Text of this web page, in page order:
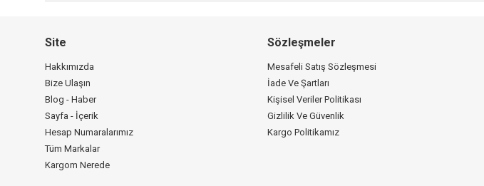
Site
Hakkımızda
Bize Ulaşın
Blog - Haber
Sayfa - İçerik
Hesap Numaralarımız
Tüm Markalar
Kargom Nerede
Sözleşmeler
Mesafeli Satış Sözleşmesi
İade Ve Şartları
Kişisel Veriler Politikası
Gizlilik Ve Güvenlik
Kargo Politikamız